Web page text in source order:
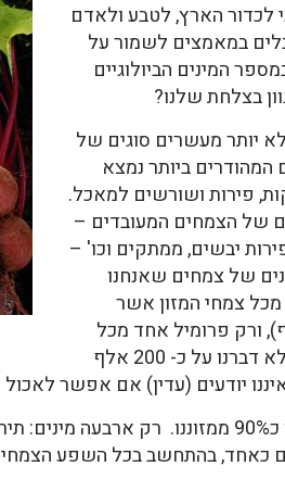
לכדור הארץ, לטבע ולאדם
במאמצים לשמור על
המינים הביולוגיים
בצלחת שלנו?
יותר מעשרים סוגים של
ביותר נמצא
סוגים של ירקות, פירות ושורשים למאכל.
של הצמחים המעובדים –
יבשים, ממתקים וכו' –
הנראה לכל היותר לכ-200 מינים של צמחים שאנחנו
צמחי המזון אשר
פני כדור הארץ (כ-20 אלף), ורק פרומיל אחד מכל
הצמחים האכילים (כ200 אלף). ועדין לא דברנו על כ- 200 אלף
יודעים (עדין) אם אפשר
כאחד, בהתחשב בכל השפע